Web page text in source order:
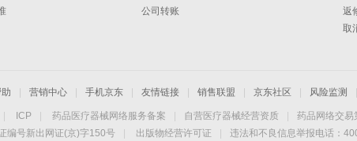
公司转账
返
取
营销中心 手机京东 友情链接 销售联盟 京东社区 风险监测
ICP 药品医疗器械网络服务备案 自营医疗器械经营资质 药品网络交易
编号新出网证(京)字150号
出版物经营许可证 违法和不良信息举报电话：